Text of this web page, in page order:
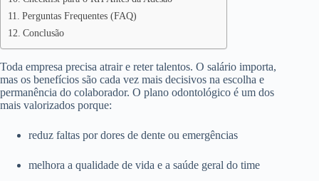
Perguntas Frequentes (FAQ)
Conclusão
Toda empresa precisa atrair e reter talentos. O salário importa,
mas os benefícios são cada vez mais decisivos na escolha e
permanência do colaborador. O plano odontológico é um dos
mais valorizados porque:
reduz faltas por dores de dente ou emergências
melhora a qualidade de vida e a saúde geral do time